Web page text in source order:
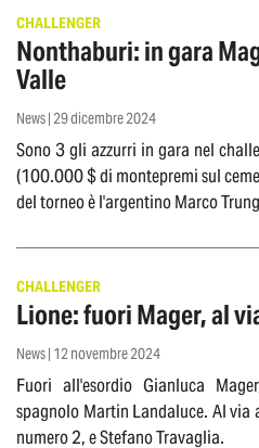
CHALLENGER
Nonthaburi: in gara
Valle
News | 29 dicembre 2024
Sono 3 gli azzurri in gara nel
(100.000 $ di montepremi sul
del torneo è l'argentino Marco
CHALLENGER
Lione: fuori Mager, al
News | 12 novembre 2024
Fuori all'esordio Gianluca
spagnolo Martin Landaluce. Al via
numero 2, e Stefano Travaglia.